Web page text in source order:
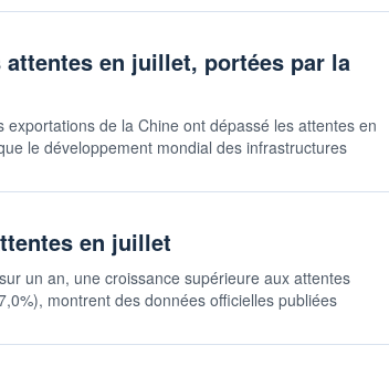
en juillet, portées par la
de la Chine ont dépassé les attentes en
le développement mondial des infrastructures
en juillet
un an, une croissance supérieure aux attentes
montrent des données officielles publiées